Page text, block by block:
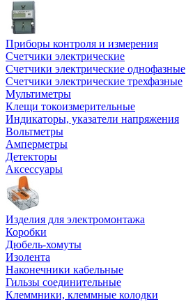
Приборы контроля и измерения
Счетчики электрические
Счетчики электрические однофазные
Счетчики электрические трехфазные
Мультиметры
Клещи токоизмерительные
Индикаторы, указатели напряжения
Вольтметры
Амперметры
Детекторы
Аксессуары
Изделия для электромонтажа
Коробки
Дюбель-хомуты
Изолента
Наконечники кабельные
Гильзы соединительные
Клеммники, клеммные колодки